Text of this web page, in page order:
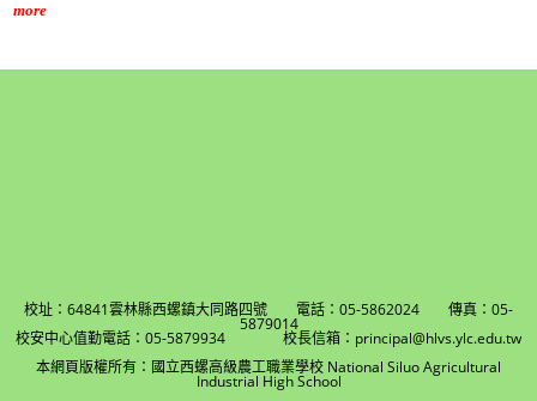
more
校址：64841雲林縣西螺鎮大同路四號 電話：05-5862024 傳真：05-
5879014
校安中心值勤電話：05-5879934 校長信箱：principal@hlvs.ylc.edu.tw
本網頁版權所有：國立西螺高級農工職業學校 National Siluo Agricultural
Industrial High School